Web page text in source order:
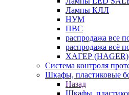
Лампы КЛЛ
НУМ
ПВС
распродажа все
распродажа всё
ХАГЕР
Система контроля
Шкафы, пластиковые
Назад